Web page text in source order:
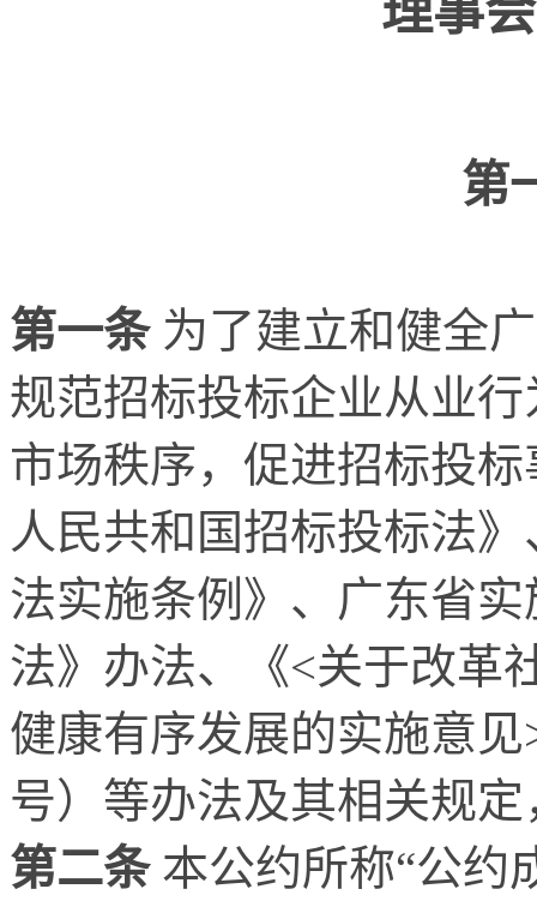
理事
第
第一条为了建立和健全
规范招标投标企业从业
市场秩序，促进招标投
人民共和国招标投标法
法实施条例》、广东省
法》办法、《<关于改革
健康有序发展的实施意
号）等办法及其相关规
第二条本公约所称“公约